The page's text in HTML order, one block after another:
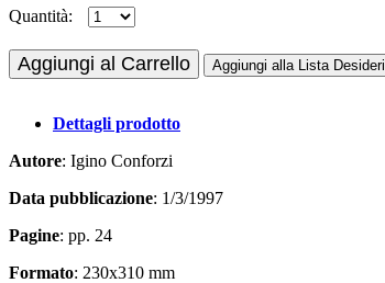
Quantità:
Aggiungi al Carrello Aggiungi alla Lista Desideri
Dettagli prodotto
Autore: Igino Conforzi
Data pubblicazione: 1/3/1997
Pagine: pp. 24
Formato: 230x310 mm